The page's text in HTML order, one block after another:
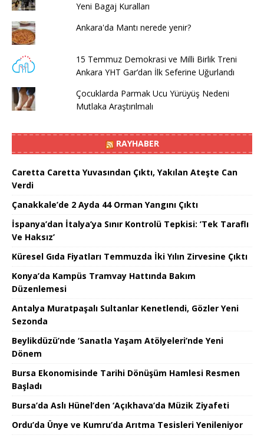
Yeni Bagaj Kuralları
Ankara'da Mantı nerede yenir?
15 Temmuz Demokrasi ve Milli Birlik Treni
Ankara YHT Gar’dan İlk Seferine Uğurlandı
Çocuklarda Parmak Ucu Yürüyüş Nedeni
Mutlaka Araştırılmalı
RAYHABER
Caretta Caretta Yuvasından Çıktı, Yakılan Ateşte Can
Verdi
Çanakkale’de 2 Ayda 44 Orman Yangını Çıktı
İspanya’dan İtalya’ya Sınır Kontrolü Tepkisi: ’Tek Taraflı
Ve Haksız’
Küresel Gıda Fiyatları Temmuzda İki Yılın Zirvesine Çıktı
Konya’da Kampüs Tramvay Hattında Bakım
Düzenlemesi
Antalya Muratpaşalı Sultanlar Kenetlendi, Gözler Yeni
Sezonda
Beylikdüzü’nde ‘Sanatla Yaşam Atölyeleri’nde Yeni
Dönem
Bursa Ekonomisinde Tarihi Dönüşüm Hamlesi Resmen
Başladı
Bursa’da Aslı Hünel’den ‘Açıkhava’da Müzik Ziyafeti
Ordu’da Ünye ve Kumru’da Arıtma Tesisleri Yenileniyor